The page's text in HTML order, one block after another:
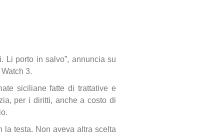
Li porto in salvo”, annuncia su
3.
siciliane fatte di trattative e
per i diritti, anche a costo di
la testa. Non aveva altra scelta